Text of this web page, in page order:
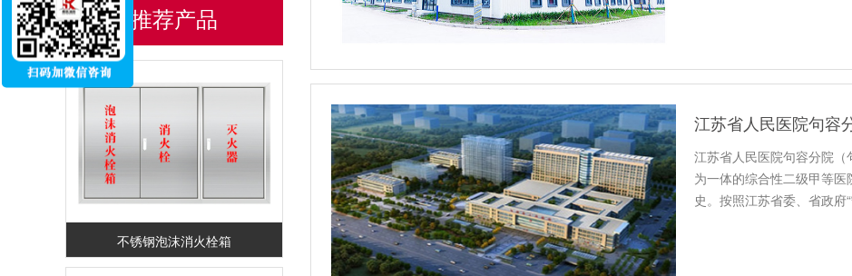
江苏省人民医院句容
江苏省人民医院句容分院
为一体的综合性二级甲等
史。按照江苏省委、省政府
推荐产品
不锈钢消防箱